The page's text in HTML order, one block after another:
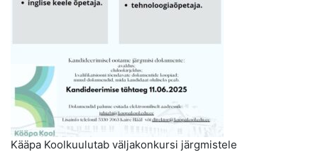
Kääpa Koolkuulutab väljakonkursi järgmistele